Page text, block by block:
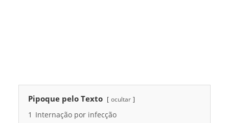
Pipoque pelo Texto ocultar
1 Internação por infecção